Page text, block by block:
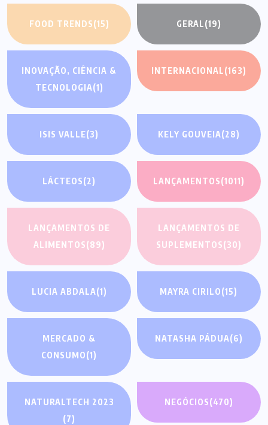
FOOD TRENDS(15) GERAL(19)
INOVAÇÃO, CIÊNCIA &
TECNOLOGIA(1)
INTERNACIONAL(163)
ISIS VALLE(3) KELY GOUVEIA(28)
LÁCTEOS(2) LANÇAMENTOS(1011)
LANÇAMENTOS DE
ALIMENTOS(89)
LANÇAMENTOS DE
SUPLEMENTOS(30)
LUCIA ABDALA(1) MAYRA CIRILO(15)
MERCADO &
CONSUMO(1)
NATASHA PÁDUA(6)
NATURALTECH 2023
(7)
NEGÓCIOS(470)